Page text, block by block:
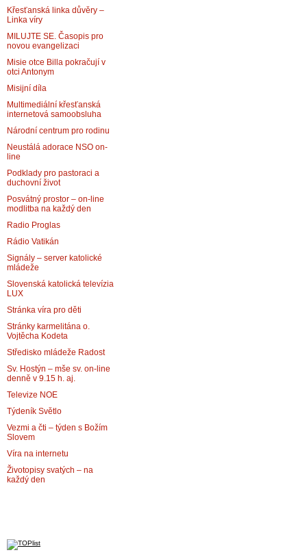
Křesťanská linka důvěry –
Linka víry
MILUJTE SE. Časopis pro
novou evangelizaci
Misie otce Billa pokračují v
otci Antonym
Misijní díla
Multimediální křesťanská
internetová samoobsluha
Národní centrum pro rodinu
Neustálá adorace NSO on-
line
Podklady pro pastoraci a
duchovní život
Posvátný prostor – on-line
modlitba na každý den
Radio Proglas
Rádio Vatikán
Signály – server katolické
mládeže
Slovenská katolická televízia
LUX
Stránka víra pro děti
Stránky karmelitána o.
Vojtěcha Kodeta
Středisko mládeže Radost
Sv. Hostýn – mše sv. on-line
denně v 9.15 h. aj.
Televize NOE
Týdeník Světlo
Vezmi a čti – týden s Božím
Slovem
Víra na internetu
Životopisy svatých – na
každý den